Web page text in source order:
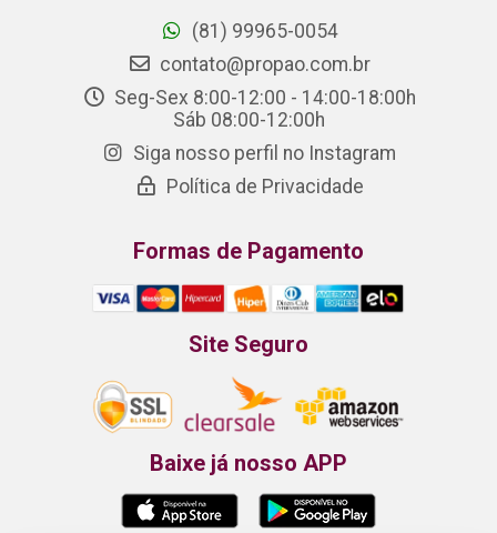
(81) 99965-0054
contato@propao.com.br
Seg-Sex 8:00-12:00 - 14:00-18:00h
Sáb 08:00-12:00h
Siga nosso perfil no Instagram
Política de Privacidade
Formas de Pagamento
Site Seguro
Baixe já nosso APP